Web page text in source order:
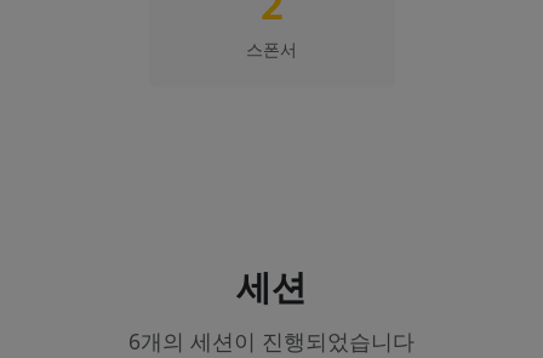
스폰서
세션
6개의 세션이 진행되었습니다